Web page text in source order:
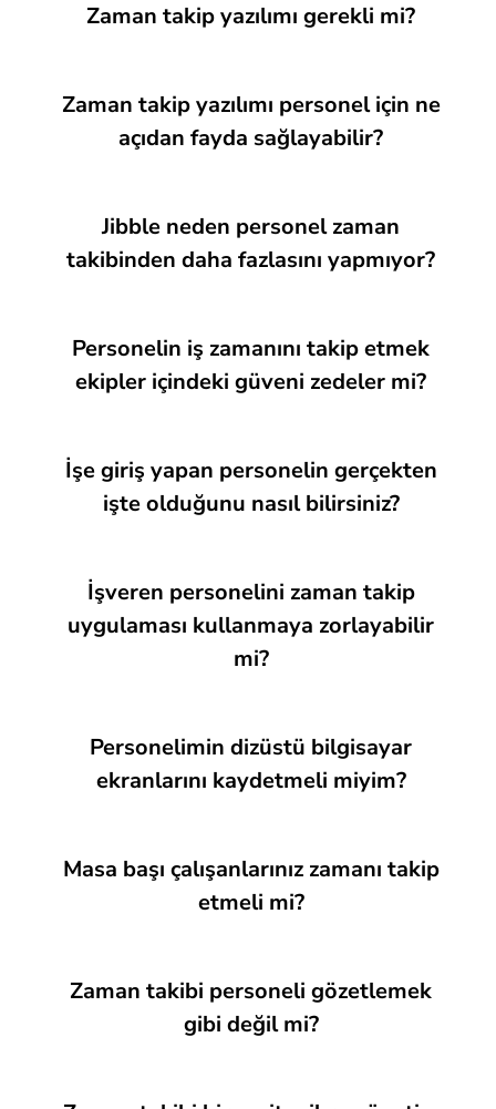
Zaman takip yazılımı gerekli mi?
Zaman takip yazılımı personel için ne
açıdan fayda sağlayabilir?
Jibble neden personel zaman
takibinden daha fazlasını yapmıyor?
Personelin iş zamanını takip etmek
ekipler içindeki güveni zedeler mi?
İşe giriş yapan personelin gerçekten
işte olduğunu nasıl bilirsiniz?
İşveren personelini zaman takip
uygulaması kullanmaya zorlayabilir
mi?
Personelimin dizüstü bilgisayar
ekranlarını kaydetmeli miyim?
Masa başı çalışanlarınız zamanı takip
etmeli mi?
Zaman takibi personeli gözetlemek
gibi değil mi?